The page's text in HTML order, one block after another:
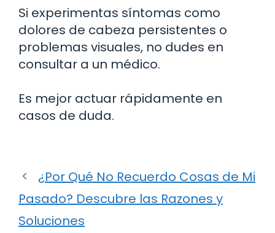
Si experimentas síntomas como
dolores de cabeza persistentes o
problemas visuales, no dudes en
consultar a un médico.
Es mejor actuar rápidamente en
casos de duda.
¿Por Qué No Recuerdo Cosas de Mi
Pasado? Descubre las Razones y
Soluciones